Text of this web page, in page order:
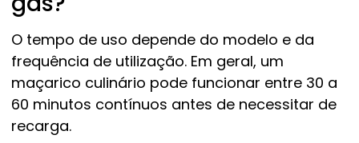
O tempo de uso depende do modelo e da
frequência de utilização. Em geral, um
maçarico culinário pode funcionar entre 30 a
60 minutos contínuos antes de necessitar de
recarga.